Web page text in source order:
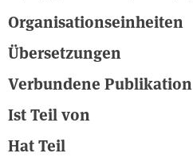
Organisationseinheiten
Übersetzungen
Verbundene Publikation
Ist Teil von
Hat Teil